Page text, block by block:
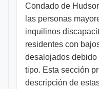
Condado de
las personas
inquilinos
residentes con
desalojados
tipo. Esta sección
descripción de